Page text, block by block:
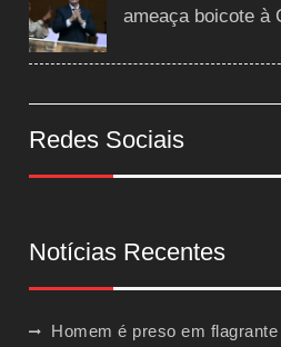
ameaça boicote à
Redes Sociais
Notícias Recentes
Homem é preso em